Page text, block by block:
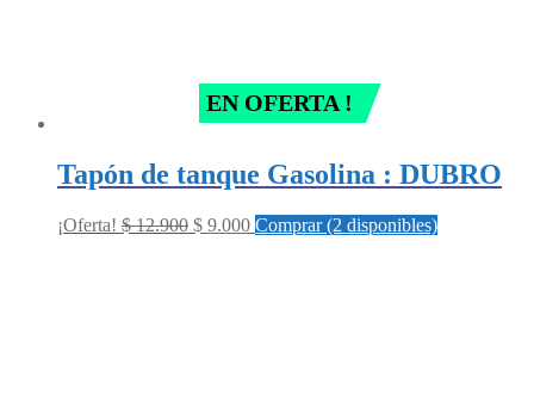
EN OFERTA !
Tapón de tanque Gasolina : DUBRO
¡Oferta! $12.900 Original
$ 9.000Current
Comprar (2 disponibles)